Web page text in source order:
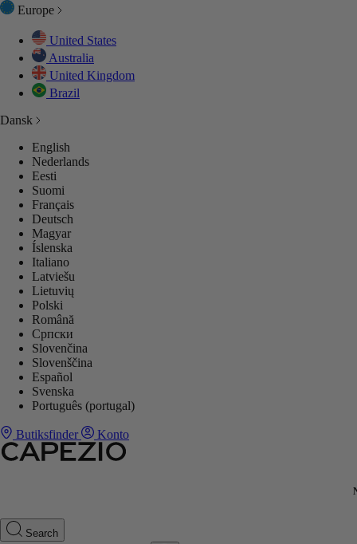
Europe
United States
Australia
United Kingdom
Brazil
Dansk
English
Nederlands
Eesti
Suomi
Français
Deutsch
Magyar
Íslenska
Italiano
Latviešu
Lietuvių
Polski
Română
Српски
Slovenčina
Slovenščina
Español
Svenska
Português (portugal)
Butiksfinder Konto
Search